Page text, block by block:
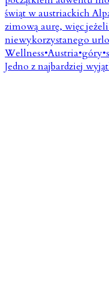
Jedno z najbardziej